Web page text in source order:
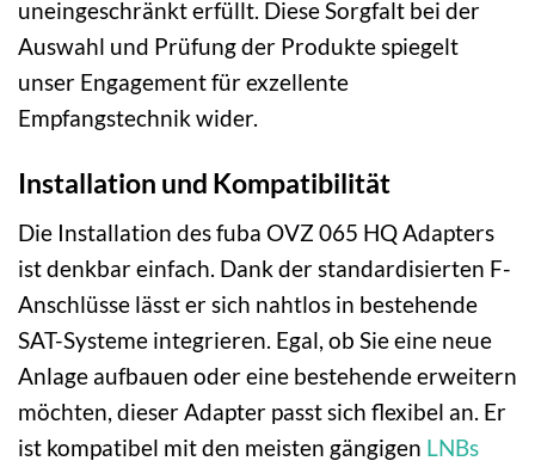
uneingeschränkt erfüllt. Diese Sorgfalt bei der
Auswahl und Prüfung der Produkte spiegelt
unser Engagement für exzellente
Empfangstechnik wider.
Installation und Kompatibilität
Die Installation des fuba OVZ 065 HQ Adapters
ist denkbar einfach. Dank der standardisierten F-
Anschlüsse lässt er sich nahtlos in bestehende
SAT-Systeme integrieren. Egal, ob Sie eine neue
Anlage aufbauen oder eine bestehende erweitern
möchten, dieser Adapter passt sich flexibel an. Er
ist kompatibel mit den meisten gängigen LNBs